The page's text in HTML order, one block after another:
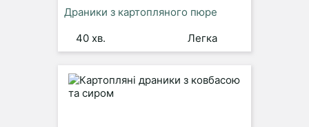
Драники з картопляного пюре
40 хв.
Легка